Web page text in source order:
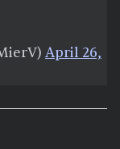
April 26,